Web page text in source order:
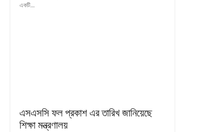
একটি...
এসএসসি ফল প্রকাশ এর তারিখ জানিয়েছে
শিক্ষা মন্ত্রণালয়